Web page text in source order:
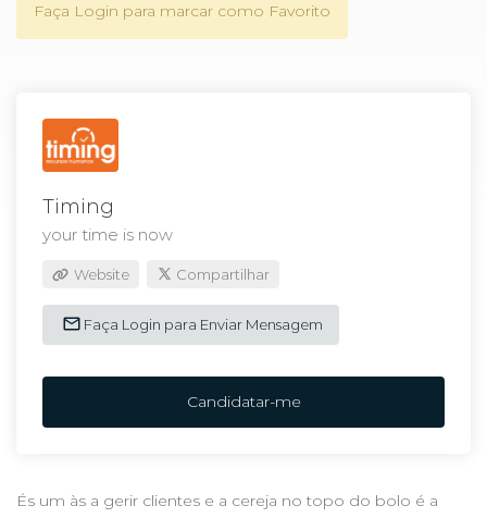
Faça Login para marcar como Favorito
Timing
your time is now
Website Compartilhar
Faça Login para Enviar Mensagem
Candidatar-me
És um às a gerir clientes e a cereja no topo do bolo é a